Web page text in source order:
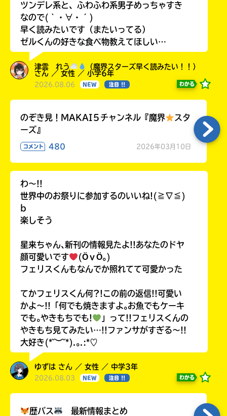
ツンデレ系と、ふわふわ系男子めっちゃすき
なので(｀・∀・´)
早く読みたいです（またいってる）
ゼルくんの好きな食べ物教えてほしい…
津雲 れう
（魔界スターズ早く読みたい！！）
さん ／ 女性 ／ 小学6年
2026.08.06 NEW 注目 !! わかる
のぞき見！MAKAI５チャンネル『魔界
スタ
ーズ』
コメント 480 2026年03月10日
わ〜!!
世界中のお祭りに参加するのいいね!(≧∇≦)
b
楽しそう
星来ちゃん､新刊の情報見たよ!!あなたのドヤ
顔可愛いです
(ӦｖӦ｡)
フェリスくんもなんでか照れてて可愛かった
てかフェリスくん何?!この前の返信!!可愛い
かよ〜!!「何でも焼きますよ｡お魚でもケーキ
でも｡やきもちでも!
」って!!フェリスくんの
やきもち見てみたい…!!ファンサがすぎる〜!!
大好き(*˘︶˘*).｡.:*♡
ゆずは さん ／ 女性 ／ 中学3年
2026.08.03 NEW 注目 !! わかる
歴バス 最新情報まとめ